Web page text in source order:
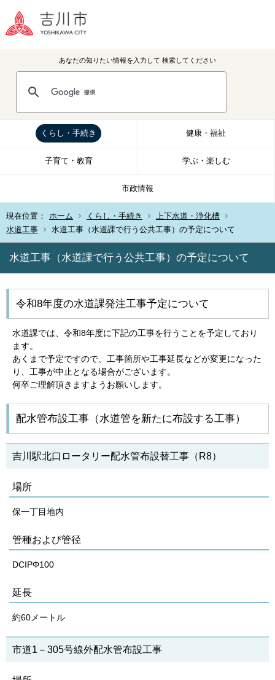
あなたの知りたい情報を入力して 検索してください
くらし・手続き 健康・福祉
子育て・教育 学ぶ・楽しむ
市政情報
現在位置： ホーム くらし・手続き
上下水道・浄化槽
水道工事
水道工事（水道課で行う公共工事）の予定について
水道工事（水道課で行う公共工事）の予定について
令和8年度の水道課発注工事予定について
水道課では、令和8年度に下記の工事を行うことを予定しており
ます。
あくまで予定ですので、工事箇所や工事延長などが変更になった
り、工事が中止となる場合がございます。
何卒ご理解頂きますようお願いします。
配水管布設工事（水道管を新たに布設する工事）
吉川駅北口ロータリー配水管布設替工事（R8）
場所
保一丁目地内
管種および管径
DCIPΦ100
延長
約60メートル
​​市道1－305号線外配水管布設工事